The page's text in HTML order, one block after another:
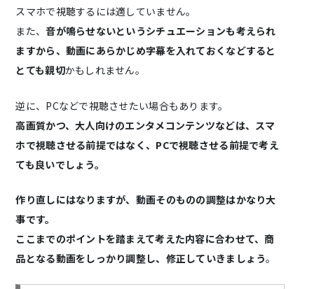
スマホで視聴するには適していません。
また、 音が鳴らせないというシチュエーションも考えられ
ますから、動画にあらかじめ字幕を入れておくなどすると
とても親切かもしれません。
逆に、PCなどで視聴させたい場合もあります。
高画質かつ、大人向けのエンタメコンテンツなどは、スマ
ホで視聴させる前提ではなく、PCで視聴させる前提で考え
ても良いでしょう。
作り直しにはなりますが、動画そのものの調整はかなり大
事です。
ここまでのポイントを踏まえて考えた内容に合わせて、商
品となる動画をしっかり調整し、修正していきましょう。